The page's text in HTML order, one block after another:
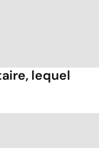
lequel